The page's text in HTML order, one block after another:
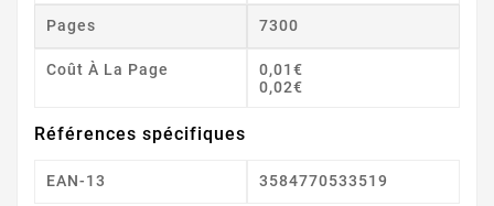
Pages 7300
Coût À La Page
0,01€
0,02€
Références spécifiques
EAN-13 3584770533519